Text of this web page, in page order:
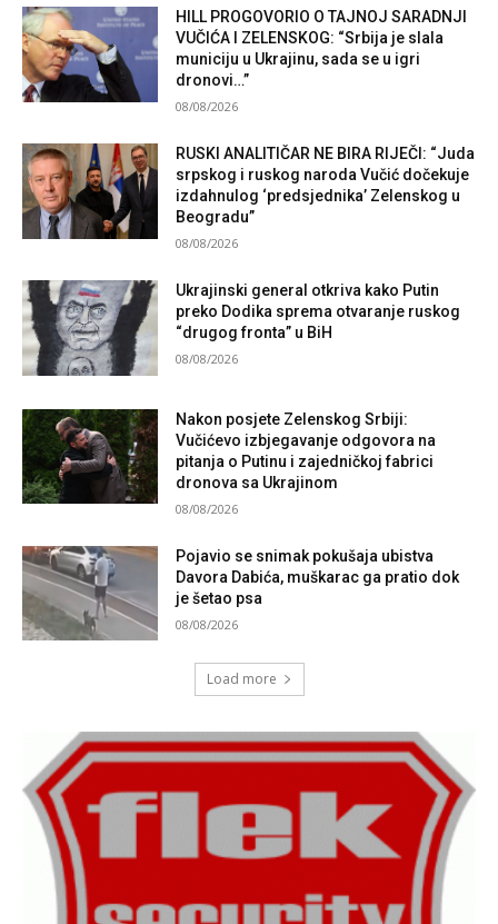
HILL PROGOVORIO O TAJNOJ SARADNJI
VUČIĆA I ZELENSKOG: “Srbija je slala
municiju u Ukrajinu, sada se u igri
dronovi…”
08/08/2026
RUSKI ANALITIČAR NE BIRA RIJEČI: “Juda
srpskog i ruskog naroda Vučić dočekuje
izdahnulog ‘predsjednika’ Zelenskog u
Beogradu”
08/08/2026
Ukrajinski general otkriva kako Putin
preko Dodika sprema otvaranje ruskog
“drugog fronta” u BiH
08/08/2026
Nakon posjete Zelenskog Srbiji:
Vučićevo izbjegavanje odgovora na
pitanja o Putinu i zajedničkoj fabrici
dronova sa Ukrajinom
08/08/2026
Pojavio se snimak pokušaja ubistva
Davora Dabića, muškarac ga pratio dok
je šetao psa
08/08/2026
Load more